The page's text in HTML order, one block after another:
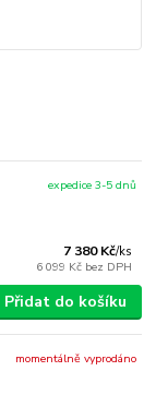
7 380 Kč/ks
6 099 Kč bez DPH
expedice 3-5 dnů
Přidat do košíku
momentálně vyprodáno